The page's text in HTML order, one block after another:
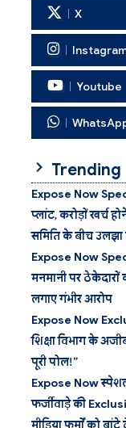
X
Youtube
Trending
Expose Now
प्लांट, करोड़ों खर्च
समिति के बीच उलझा
Expose Now
मनमानी पर ठेकेदारों
लगाए गंभीर आरोप
Expose Now
शिक्षा विभाग के
पूरी पोल!”
Expose Now
फर्जीवाड़े की
मीडिया फर्मों को